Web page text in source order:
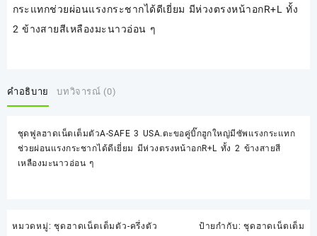
กระแทกช่วยผ่อนแรงกระชากได้ดีเยี่ยม มีห่วงตรงหน้าอกR+L ทั้ง
2 ข้างสายสีเหลืองมะนาวอ่อน ๆ
คำอธิบาย บทวิจารณ์ (0)
ชุดฟูลฮาดเน็ตเต็มตัวA-SAFE 3 USA.ตะขอคู่บิ๊กฮูกใหญ่มีซัพแรงกระแทก
ช่วยผ่อนแรงกระชากได้ดีเยี่ยม มีห่วงตรงหน้าอกR+L ทั้ง 2 ข้างสายสี
เหลืองมะนาวอ่อน ๆ
หมวดหมู่:ชุดฮาดเน็ตเต็มตัว-ครึ่งตัว ป้ายกำกับ:ชุดฮาดเน็ตเต็ม